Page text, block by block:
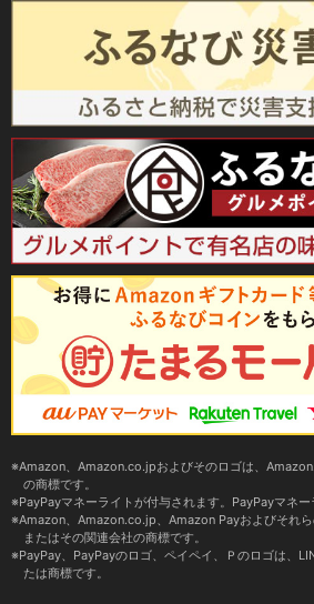
Amazon、Amazon.co.jpおよびそのロゴは、
の商標です。
PayPayマネーライトが付与されます。PayPayマネー
Amazon、Amazon.co.jp、Amazon Payおよびそれ
またはその関連会社の商標です。
PayPay、PayPayのロゴ、ペイペイ、Ｐのロゴは、
たは商標です。